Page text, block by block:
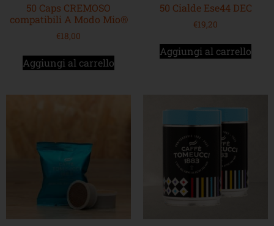
50 Caps CREMOSO
compatibili A Modo Mio®
€18,00
Aggiungi al carrello
50 Cialde Ese44 DEC
€19,20
Aggiungi al carrello